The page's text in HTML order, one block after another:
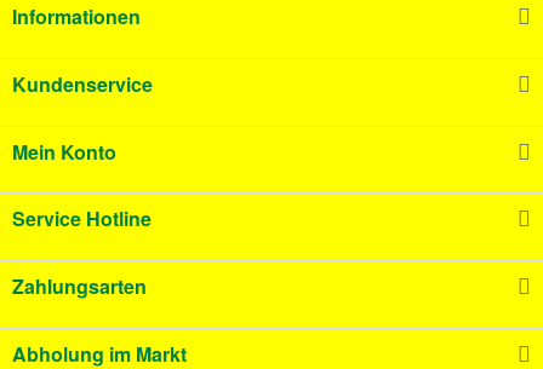
Informationen
Kundenservice
Mein Konto
Service Hotline
Zahlungsarten
Abholung im Markt